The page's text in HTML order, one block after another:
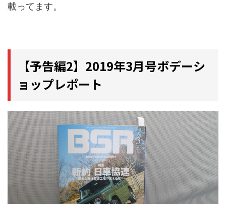
載ってます。
【予告編2】2019年3月号ボデーシ
ョップレポート